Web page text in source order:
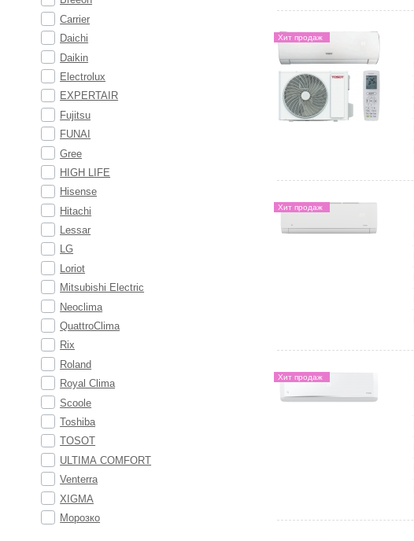
Carrier
Daichi
Daikin
Electrolux
EXPERTAIR
Fujitsu
FUNAI
Gree
HIGH LIFE
Hisense
Hitachi
Lessar
LG
Loriot
Mitsubishi Electric
Neoclima
QuattroClima
Rix
Roland
Royal Clima
Scoole
Toshiba
TOSOT
ULTIMA COMFORT
Venterra
XIGMA
Морозко
Хит продаж
Хит продаж
Хит продаж